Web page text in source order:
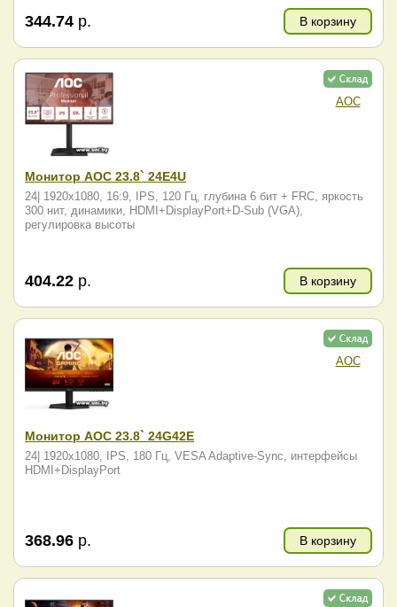
344.74 р. В корзину
AOC
Монитор AOC 23.8` 24E4U
24| 1920x1080, 16:9, IPS, 120 Гц, глубина 6 бит + FRC, яркость
300 нит, динамики, HDMI+DisplayPort+D-Sub (VGA),
регулировка высоты
404.22 р. В корзину
AOC
Монитор AOC 23.8` 24G42E
24| 1920x1080, IPS, 180 Гц, VESA Adaptive-Sync, интерфейсы
HDMI+DisplayPort
368.96 р. В корзину